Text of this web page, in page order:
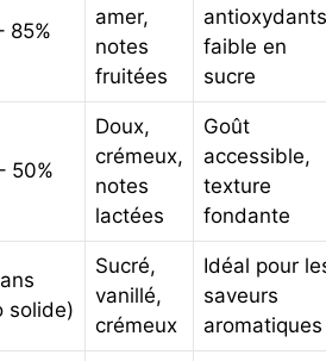
85%
amer,
notes
fruitées
faible en
sucre
50%
Doux,
crémeux,
notes
lactées
Goût
accessible,
texture
fondante
solide)
Sucré,
vanillé,
crémeux
Idéal pour
saveurs
aromatiques